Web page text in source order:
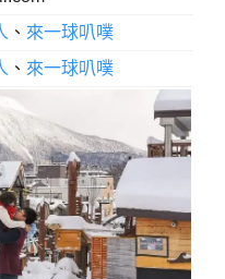
、 來一球叭噗
、 來一球叭噗